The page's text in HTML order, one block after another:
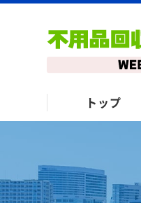
トップ